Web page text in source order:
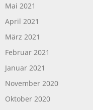
Mai 2021
April 2021
März 2021
Februar 2021
Januar 2021
November 2020
Oktober 2020